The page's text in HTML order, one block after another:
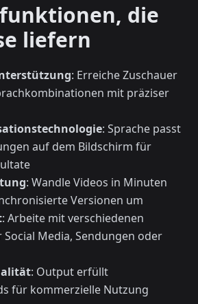
die
liefern
: Erreiche Zuschauer
mit präziser
: Sprache passt
auf dem Bildschirm für
: Wandle Videos in Minuten
Versionen um
: Arbeite mit verschiedenen
Media, Sendungen oder
: Output erfüllt
für kommerzielle Nutzung